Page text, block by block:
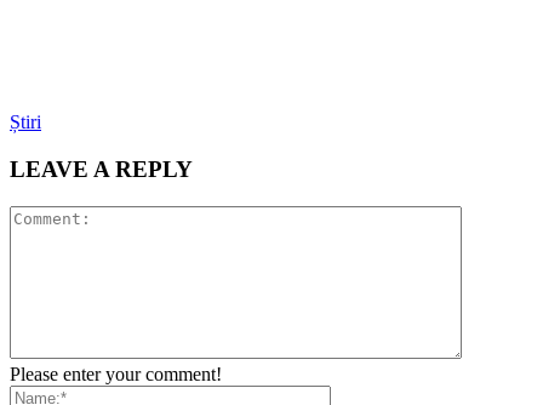
Știri
LEAVE A REPLY
Please enter your comment!